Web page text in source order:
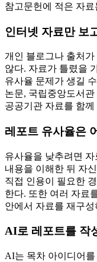
참고문헌에 적은 자
인터넷 자료만 보
개인 블로그나 출처가
않다. 자료가 틀렸을
유사율 문제가 생길
논문, 국립중앙도서
공공기관 자료를 함
레포트 유사율은
유사율을 낮추려면
내용을 이해한 뒤 자
직접 인용이 필요한
한다. 또한 여러 자료
안에서 자료를 재구
AI로 레포트를 작
AI는 목차 아이디어를